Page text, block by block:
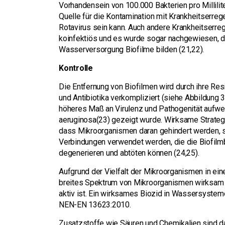
Vorhandensein von 100.000 Bakterien pro
Quelle für die Kontamination mit
Rotavirus sein kann. Auch andere
koinfektiös und es wurde sogar nachgewiesen,
Wasserversorgung Biofilme bilden (21,22).
Kontrolle
Die Entfernung von Biofilmen wird durch ihre
und Antibiotika verkompliziert (siehe Abbildung
höheres Maß an Virulenz und Pathogenität
aeruginosa(23) gezeigt wurde. Wirksame
dass Mikroorganismen daran gehindert
Verbindungen verwendet werden, die die
degenerieren und abtöten können (24,25).
Aufgrund der Vielfalt der Mikroorganismen in
breites Spektrum von Mikroorganismen
aktiv ist. Ein wirksames Biozid in
NEN-EN 13623:2010.